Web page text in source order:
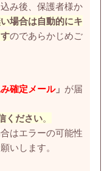
み後、保護者様か
場合は自動的にキ
のであらかじめご
確定メール」 が届
ください。
はエラーの可能性
いします。